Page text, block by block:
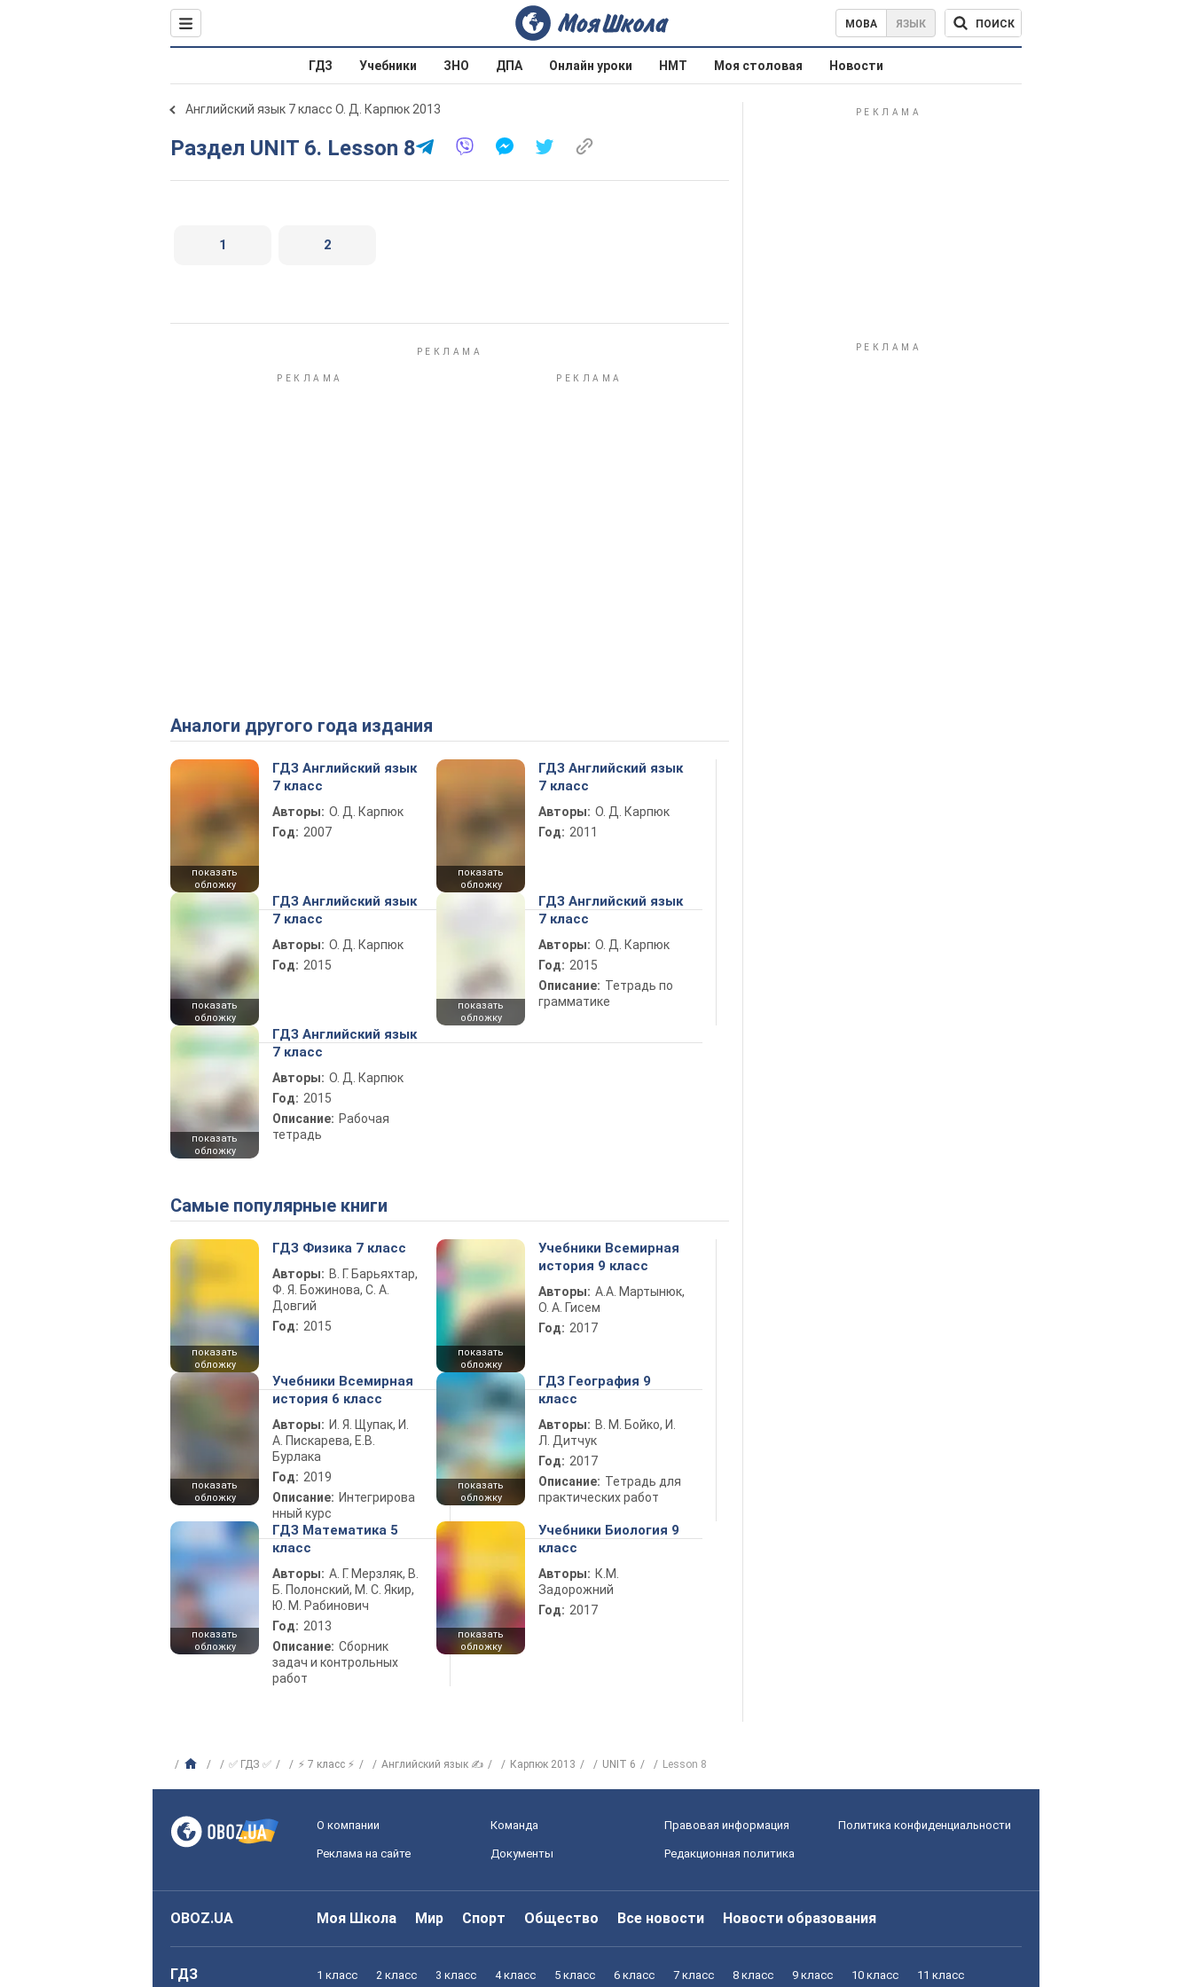
МОВА ЯЗЫК ПОИСК
ГДЗ Учебники ЗНО ДПА Онлайн уроки НМТ Моя столовая Новости
Английский язык 7 класс О. Д. Карпюк 2013
Раздел UNIT 6. Lesson 8
1 2
Аналоги другого года издания
показать
обложку
ГДЗ Английский язык
7 класс
Авторы: О. Д. Карпюк
Год: 2007
показать
обложку
ГДЗ Английский язык
7 класс
Авторы: О. Д. Карпюк
Год: 2011
показать
обложку
ГДЗ Английский язык
7 класс
Авторы: О. Д. Карпюк
Год: 2015
показать
обложку
ГДЗ Английский язык
7 класс
Авторы: О. Д. Карпюк
Год: 2015
Описание: Тетрадь по
грамматике
показать
обложку
ГДЗ Английский язык
7 класс
Авторы: О. Д. Карпюк
Год: 2015
Описание: Рабочая
тетрадь
Самые популярные книги
показать
обложку
ГДЗ Физика 7 класс
Авторы: В. Г. Барьяхтар,
Ф. Я. Божинова, С. А.
Довгий
Год: 2015
показать
обложку
Учебники Всемирная
история 9 класс
Авторы: А.А. Мартынюк,
О. А. Гисем
Год: 2017
показать
обложку
Учебники Всемирная
история 6 класс
Авторы: И. Я. Щупак, И.
А. Пискарева, Е.В.
Бурлака
Год: 2019
Описание: Интегрирова
нный курс
показать
обложку
ГДЗ География 9
класс
Авторы: В. М. Бойко, И.
Л. Дитчук
Год: 2017
Описание: Тетрадь для
практических работ
показать
обложку
ГДЗ Математика 5
класс
Авторы: А. Г. Мерзляк, В.
Б. Полонский, М. С. Якир,
Ю. М. Рабинович
Год: 2013
Описание: Сборник
задач и контрольных
работ
показать
обложку
Учебники Биология 9
класс
Авторы: К.М.
Задорожний
Год: 2017
✅ ГДЗ ✅ ⚡ 7 класс ⚡ Английский язык ✍ Карпюк 2013 UNIT 6 Lesson 8
О компании Команда Правовая информация Политика конфиденциальности
Реклама на сайте Документы Редакционная политика
OBOZ.UA Моя Школа Мир Спорт Общество Все новости Новости образования
ГДЗ 1 класс 2 класс 3 класс 4 класс 5 класс 6 класс 7 класс 8 класс 9 класс 10 класс 11 класс